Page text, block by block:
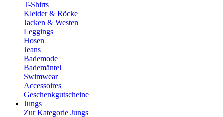
T-Shirts
Kleider & Röcke
Jacken & Westen
Leggings
Hosen
Jeans
Bademode
Bademäntel
Swimwear
Accessoires
Geschenkgutscheine
Jungs
Zur Kategorie Jungs